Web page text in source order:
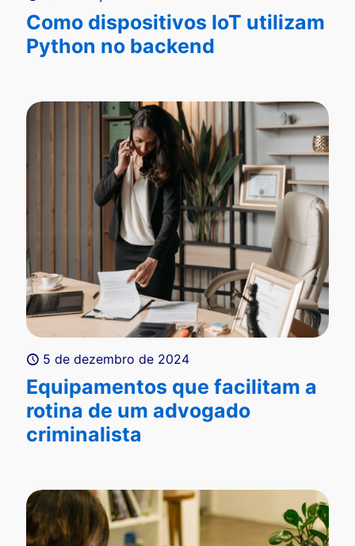
Como dispositivos IoT utilizam
Python no backend
5 de dezembro de 2024
Equipamentos que facilitam a
rotina de um advogado
criminalista